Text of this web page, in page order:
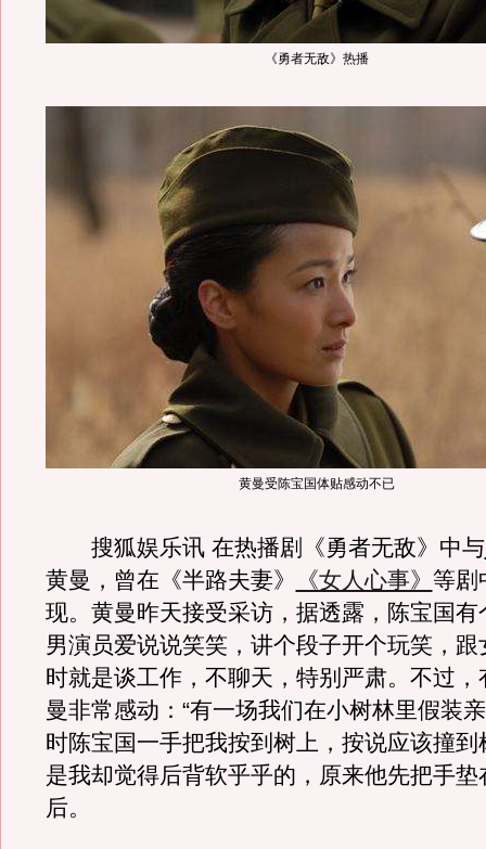
《勇者无敌》热播
黄曼受陈宝国体贴感动不已
搜狐娱乐讯 在热播剧《勇者无敌》中与
黄曼，曾在《半路夫妻》
《女人心事》 等剧
现。黄曼昨天接受采访，据透露，陈宝国有
男演员爱说说笑笑，讲个段子开个玩笑，
时就是谈工作，不聊天，特别严肃。不过，
曼非常感动：“有一场我们在小树林里假装
时陈宝国一手把我按到树上，按说应该撞到
是我却觉得后背软乎乎的，原来他先把手垫
后。